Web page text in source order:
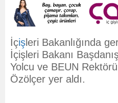
İçiş leri Bakanlığında
İçişleri Bakanı
Yolcu ve BEUN
Özölçer yer aldı.